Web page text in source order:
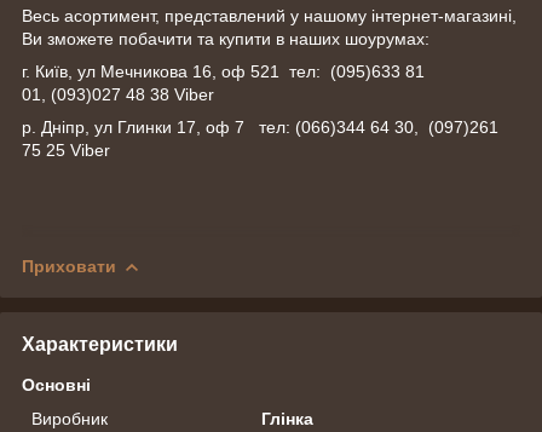
Весь асортимент, представлений у нашому інтернет-магазині,
Ви зможете побачити та купити в наших шоурумах:
г. Київ, ул Мечникова 16, оф 521 тел: (095)633 81
01, (093)027 48 38 Viber
р. Дніпр, ул Глинки 17, оф 7 тел: (066)344 64 30, (097)261
75 25 Viber
Приховати
Характеристики
Основні
Виробник
Глінка